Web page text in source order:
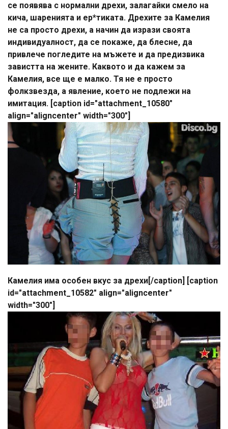
се появява с нормални дрехи, залагайки смело на
кича, шаренията и ер*тиката. Дрехите за Камелия
не са просто дрехи, а начин да изрази своята
индивидуалност, да се покаже, да блесне, да
привлече погледите на мъжете и да предизвика
завистта на жените. Каквото и да кажем за
Камелия, все ще е малко. Тя не е просто
фолкзвезда, а явление, което не подлежи на
имитация. [caption id="attachment_10580"
align="aligncenter" width="300"]
Камелия има особен вкус за дрехи[/caption] [caption
id="attachment_10582" align="aligncenter"
width="300"]